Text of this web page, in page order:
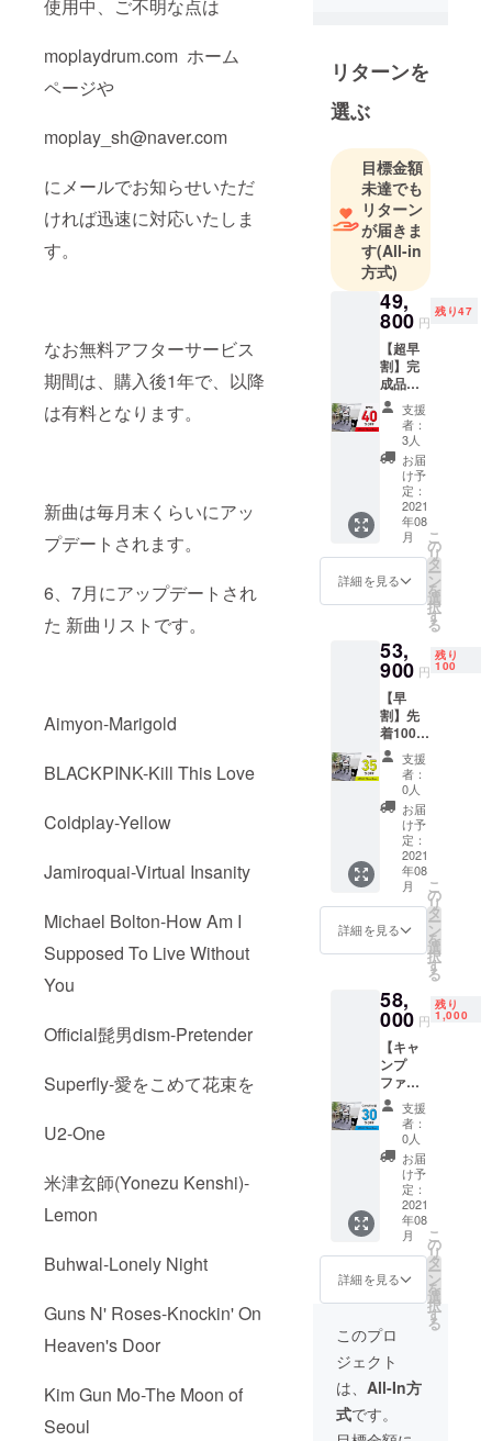
使用中、ご不明な点は
moplaydrum.com ホーム
ページや
moplay_sh@naver.com
にメールでお知らせいただ
ければ迅速に対応いたしま
す。
なお無料アフターサービス
期間は、購入後1年で、以降
は有料となります。
新曲は毎月末くらいにアッ
プデートされます。
6、7月にアップデートされ
た 新曲リストです。
Aimyon-Marigold
BLACKPINK-Kill This Love
Coldplay-Yellow
Jamiroquai-Virtual Insanity
Michael Bolton-How Am I
Supposed To Live Without
You
Official髭男dism-Pretender
Superfly-愛をこめて花束を
U2-One
米津玄師(Yonezu Kenshi)-
Lemon
Buhwal-Lonely Night
Guns N' Roses-Knockin' On
Heaven's Door
Kim Gun Mo-The Moon of
Seoul
わったアイ
テムに着目
し日本の
ユーザーに
紹介するこ
とを目的と
した会社で
す。
ロサンゼル
スからヨガ
ウェアを輸
入して東京
都内の店舗
で販売する
セレクト
ショップ事
業を中心に
展開してお
りますが、
一方で昨年
「Moplay Z
スマートド
Moplayに出
会い、是非
日本に紹介
していきた
いと思いこ
の度プロ
ジェクトを
実行してお
ります。
リターンを
選ぶ
目標金額
未達でも
リターン
が届きま
す(All-in
方式)
49,
800 円
残り47
【超早
割】完
成品１
セッ
ト 先
着５０
名様 ・
完成品
１セッ
ト 一般
の販売
価格
83,000
円の約
40％off
※1年間
を無料
で使用
できる
権利
（ただ
しその
後523日
間に限
り無料
で自動
新）
※皆様の
ご支援
により
量産効
率が向
売価格
が販売
予定価
格より
下がる
可能性
もござ
いま
す。 ※
デザイ
ン・仕
様は変
更にな
る可能
性もご
ざいま
す。予
さい。
状況、
使用部
材の供
給状
支援
者：
3人
お届
け予
定：
2021
年08
月
詳細を見る
こ
の
リ
タ
ー
ン
を
選
択
す
る
53,
900 円
残り
100
【早
割】先
着100名
様 ・完
成品１
セット
一般の
販売価
83,000
円の約
35％off
※1年間
有料曲
を無料
で使用
権利
（ただ
しその
後523日
間に限
り無料
で自動
新）
※皆様の
ご支援
により
量産効
率が向
上した
場合、
正規販
予定価
格より
下がる
可能性
もござ
いま
す。 ※
支援
者：
0人
お届
け予
定：
2021
年08
月
詳細を見る
こ
の
リ
タ
ー
ン
を
選
択
す
る
58,
000 円
残り
1,000
【キャ
ンプ
ファイ
ヤー
割】先
着1000
名様 ・
完成品
１セッ
ト 一般
の販売
価格
83,000
円の約
30％off
※1年間
有料曲
を無料
で使用
できる
権利
（ただ
しその
支援
者：
0人
お届
け予
定：
2021
年08
月
詳細を見る
こ
の
リ
タ
ー
ン
を
選
択
す
る
このプロ
ジェクト
は、 All-In方
式です。